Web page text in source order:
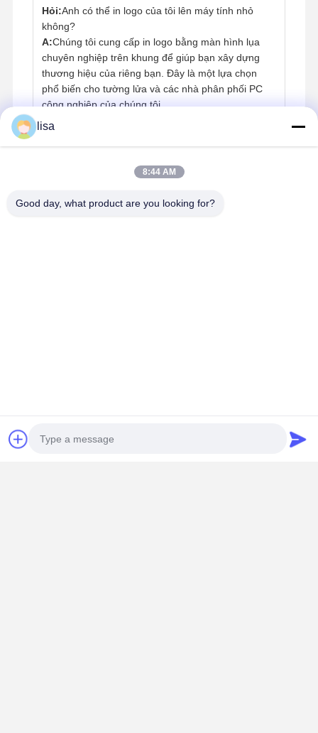
Hỏi:Anh có thể in logo của tôi lên máy tính nhỏ
không?
A:Chúng tôi cung cấp in logo bằng màn hình lụa
chuyên nghiệp trên khung để giúp bạn xây dựng
thương hiệu của riêng bạn. Đây là một lựa chọn
phổ biến cho tường lửa và các nhà phân phối PC
công nghiệp của chúng tôi.
A:Vâng. Kettop mini PC được thiết kế với một thiết
lisa
8:44 AM
Good day, what product are you looking for?